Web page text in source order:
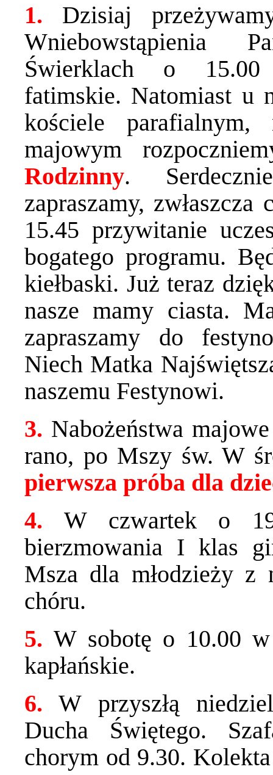
1. Dzisiaj
Wniebowstąpienia
Świerklach o 15.00
fatimskie. Natomiast u
kościele parafialnym,
majowym
Rodzinny.
zapraszamy, zwłaszcza
15.45 przywitanie
bogatego programu.
kiełbaski. Już teraz
nasze mamy ciasta.
zapraszamy do
Niech Matka
naszemu Festynowi.
3. Nabożeństwa
rano, po Mszy św. W
pierwsza próba dla
4.W czwartek o
bierzmowania I klas
Msza dla młodzieży
chóru.
5.W sobotę o 10.00
kapłańskie.
6. W przyszłą
Ducha Świętego.
chorym od 9.30.